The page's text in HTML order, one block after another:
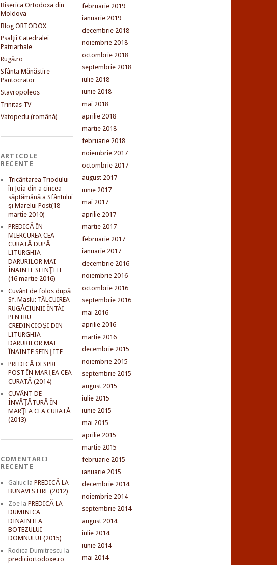
Biserica Ortodoxa din
Moldova
Blog ORTODOX
Psalţii Catedralei
Patriarhale
Rugă.ro
Sfânta Mănăstire
Pantocrator
Stavropoleos
Trinitas TV
Vatopedu (română)
ARTICOLE
RECENTE
Tricântarea Triodului
în Joia din a cincea
săptămână a Sfântului
şi Marelui Post(18
martie 2010)
PREDICĂ ÎN
MIERCUREA CEA
CURATĂ DUPĂ
LITURGHIA
DARURILOR MAI
ÎNAINTE SFINŢITE
(16 martie 2016)
Cuvânt de folos după
Sf. Maslu: TÂLCUIREA
RUGĂCIUNII ÎNTÂI
PENTRU
CREDINCIOŞI DIN
LITURGHIA
DARURILOR MAI
ÎNAINTE SFINŢITE
PREDICĂ DESPRE
POST ÎN MARŢEA CEA
CURATĂ (2014)
CUVÂNT DE
ÎNVĂŢĂTURĂ ÎN
MARŢEA CEA CURATĂ
(2013)
COMENTARII
RECENTE
Galiucla PREDICĂ LA
BUNAVESTIRE (2012)
Zoela PREDICĂ LA
DUMINICA
DINAINTEA
BOTEZULUI
DOMNULUI (2015)
Rodica Dumitrescu la
prediciortodoxe.ro
februarie 2019
ianuarie 2019
decembrie 2018
noiembrie 2018
octombrie 2018
septembrie 2018
iulie 2018
iunie 2018
mai 2018
aprilie 2018
martie 2018
februarie 2018
noiembrie 2017
octombrie 2017
august 2017
iunie 2017
mai 2017
aprilie 2017
martie 2017
februarie 2017
ianuarie 2017
decembrie 2016
noiembrie 2016
octombrie 2016
septembrie 2016
mai 2016
aprilie 2016
martie 2016
decembrie 2015
noiembrie 2015
septembrie 2015
august 2015
iulie 2015
iunie 2015
mai 2015
aprilie 2015
martie 2015
februarie 2015
ianuarie 2015
decembrie 2014
noiembrie 2014
septembrie 2014
august 2014
iulie 2014
iunie 2014
mai 2014